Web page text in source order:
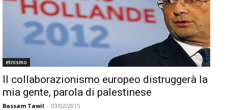
etnismo
Il collaborazionismo europeo distruggerà la
mia gente, parola di palestinese
Bassam Tawil - 03/02/2015